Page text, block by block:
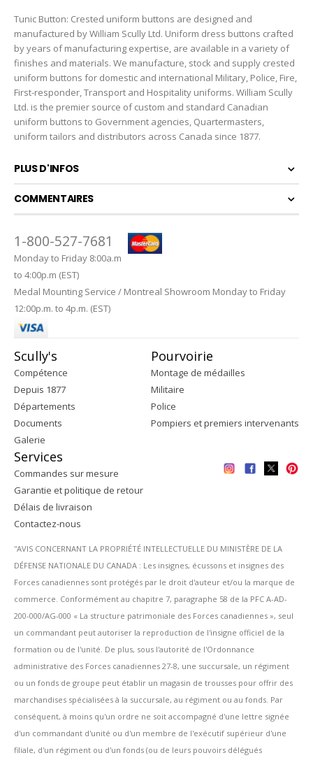
Tunic Button: Crested uniform buttons are designed and
manufactured by William Scully Ltd. Uniform dress buttons crafted
by years of manufacturing expertise, are available in a variety of
finishes and materials. We manufacture, stock and supply crested
uniform buttons for domestic and international Military, Police, Fire,
First-responder, Transport and Hospitality uniforms. William Scully
Ltd. is the premier source of custom and standard Canadian
uniform buttons to Government agencies, Quartermasters,
uniform tailors and distributors across Canada since 1877.
PLUS D'INFOS
COMMENTAIRES
1-800-527-7681
Monday to Friday 8:00a.m
to 4:00p.m (EST)
Medal Mounting Service / Montreal Showroom Monday to Friday
12:00p.m. to 4p.m. (EST)
Scully's
Compétence
Depuis 1877
Départements
Documents
Galerie
Pourvoirie
Montage de médailles
Militaire
Police
Pompiers et premiers intervenants
Services
Commandes sur mesure
Garantie et politique de retour
Délais de livraison
Contactez-nous
''AVIS CONCERNANT LA PROPRIÉTÉ INTELLECTUELLE DU MINISTÈRE DE LA
DÉFENSE NATIONALE DU CANADA : Les insignes, écussons et insignes des
Forces canadiennes sont protégés par le droit d'auteur et/ou la marque de
commerce. Conformément au chapitre 7, paragraphe 58 de la PFC A-AD-
200-000/AG-000 « La structure patrimoniale des Forces canadiennes », seul
un commandant peut autoriser la reproduction de l'insigne officiel de la
formation ou de l'unité. De plus, sous l'autorité de l'Ordonnance
administrative des Forces canadiennes 27-8, une succursale, un régiment
ou un fonds de groupe peut établir un magasin de trousses pour offrir des
marchandises spécialisées à la succursale, au régiment ou au fonds. Par
conséquent, à moins qu'un ordre ne soit accompagné d'une lettre signée
d'un commandant d'unité ou d'un membre de l'exécutif supérieur d'une
filiale, d'un régiment ou d'un fonds (ou de leurs pouvoirs délégués